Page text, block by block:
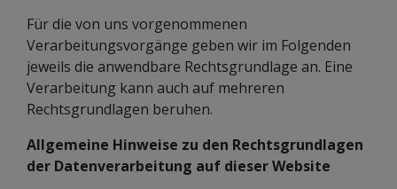
Für die von uns vorgenommenen
Verarbeitungsvorgänge geben wir im Folgenden
jeweils die anwendbare Rechtsgrundlage an. Eine
Verarbeitung kann auch auf mehreren
Rechtsgrundlagen beruhen.
Allgemeine Hinweise zu den Rechtsgrundlagen
der Datenverarbeitung auf dieser Website